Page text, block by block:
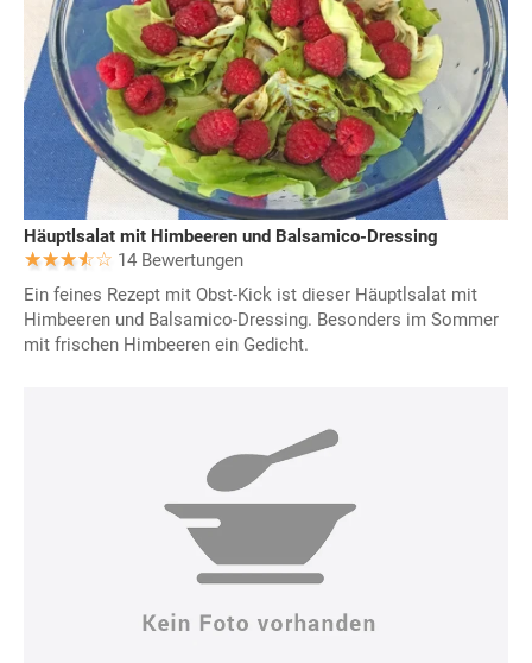
Häuptlsalat mit Himbeeren und Balsamico-Dressing
14 Bewertungen
Ein feines Rezept mit Obst-Kick ist dieser Häuptlsalat mit
Himbeeren und Balsamico-Dressing. Besonders im Sommer
mit frischen Himbeeren ein Gedicht.